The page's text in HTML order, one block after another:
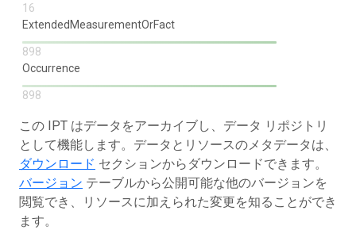
16
ExtendedMeasurementOrFact
898
Occurrence
898
この IPT はデータをアーカイブし、データ リポジトリ
として機能します。データとリソースのメタデータは、
ダウンロード セクションからダウンロードできます。
バージョン テーブルから公開可能な他のバージョンを
閲覧でき、リソースに加えられた変更を知ることができ
ます。